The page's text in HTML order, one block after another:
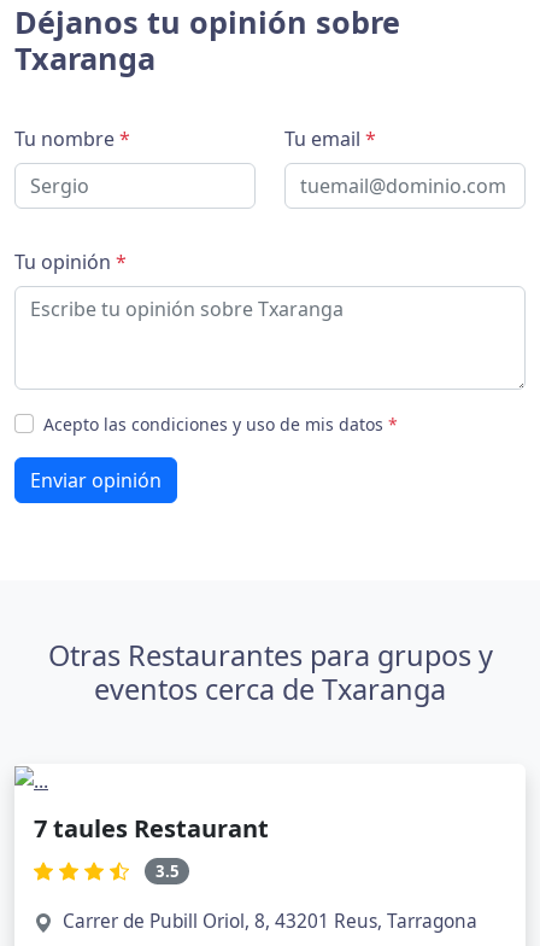
Déjanos tu opinión sobre
Txaranga
Tu nombre* Tu email *
Tu opinión *
Acepto las condiciones y uso de mis datos *
Enviar opinión
Otras Restaurantes para grupos y
eventos cerca de Txaranga
7 taules Restaurant
3.5
Carrer de Pubill Oriol, 8, 43201 Reus, Tarragona